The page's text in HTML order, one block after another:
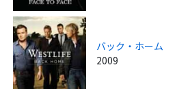
バック・ホーム
2009